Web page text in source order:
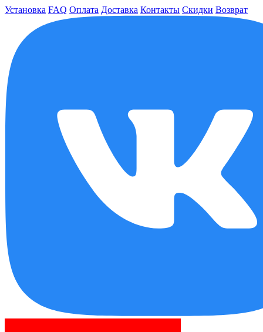
Установка FAQ Оплата Доставка Контакты Скидки Возврат